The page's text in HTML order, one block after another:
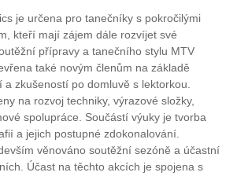
je určena pro tanečníky s pokročilými
kteří mají zájem dále rozvíjet své
přípravy a tanečního stylu MTV
také novým členům na základě
zkušeností po domluvě s lektorkou.
na rozvoj techniky, výrazové složky,
spolupráce. Součástí výuky je tvorba
a jejich postupné zdokonalování.
věnováno soutěžní sezóně a účastní
Účast na těchto akcích je spojena s